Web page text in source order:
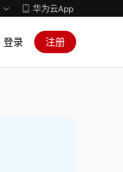
华为云App
登录 注册